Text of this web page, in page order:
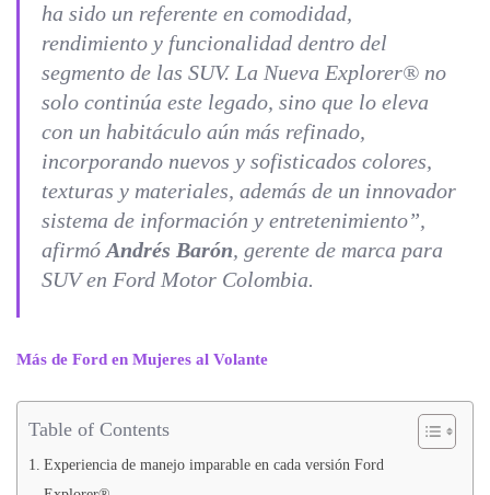
ha sido un referente en comodidad,
rendimiento y funcionalidad dentro del
segmento de las SUV. La Nueva Explorer® no
solo continúa este legado, sino que lo eleva
con un habitáculo aún más refinado,
incorporando nuevos y sofisticados colores,
texturas y materiales, además de un innovador
sistema de información y entretenimiento”,
afirmó Andrés Barón, gerente de marca para
SUV en Ford Motor Colombia.
Más de Ford en Mujeres al Volante
Table of Contents
Experiencia de manejo imparable en cada versión Ford